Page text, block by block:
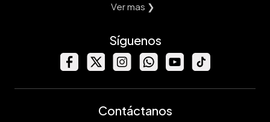
Ver mas ❯
Síguenos
Contáctanos